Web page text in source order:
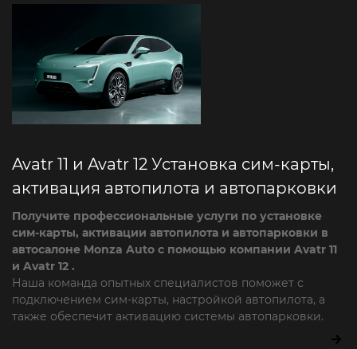
Avatr 11 и Avatr 12 Установка сим-карты,
активация автопилота и автопарковки
Получите профессиональные услуги по установке
сим-карты, активации автопилота и автопарковки в
автосалоне Monza Auto с помощью компании Avatr 11
и Avatr 12 .
Наша команда опытных специалистов поможет с
подключением сим-карты, настройкой автопилота, а
также обеспечит активацию системы автопарковки.